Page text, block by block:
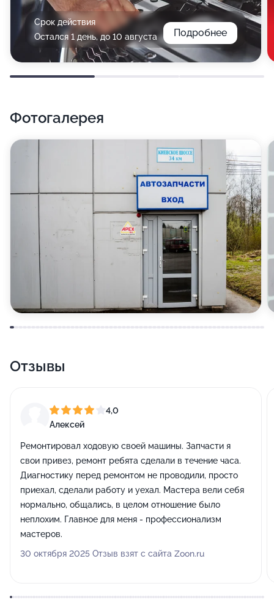
Срок действия
Остался 1 день, до 10 августа
Подробнее
Фотогалерея
Отзывы
4,0
Алексей
Ремонтировал ходовую своей машины. Запчасти я
свои привез, ремонт ребята сделали в течение часа.
Диагностику перед ремонтом не проводили, просто
приехал, сделали работу и уехал. Мастера вели себя
нормально, общались, в целом отношение было
неплохим. Главное для меня - профессионализм
мастеров.
30 октября 2025 Отзыв взят с сайта Zoon.ru